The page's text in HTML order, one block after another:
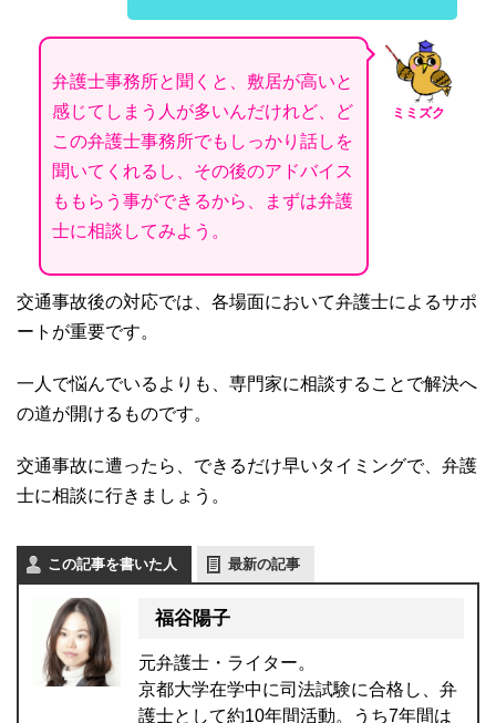
ミミズク
弁護士事務所と聞くと、敷居が高いと
感じてしまう人が多いんだけれど、ど
この弁護士事務所でもしっかり話しを
聞いてくれるし、その後のアドバイス
ももらう事ができるから、まずは弁護
士に相談してみよう。
交通事故後の対応では、各場面において弁護士によるサポ
ートが重要です。
一人で悩んでいるよりも、専門家に相談することで解決へ
の道が開けるものです。
交通事故に遭ったら、できるだけ早いタイミングで、弁護
士に相談に行きましょう。
この記事を書いた人 最新の記事
福谷陽子
元弁護士・ライター。
京都大学在学中に司法試験に合格し、弁
護士として約10年間活動。うち7年間は